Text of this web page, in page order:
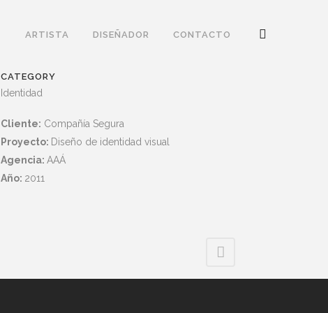
ARTISTA DISEÑADOR CONTACTO
CATEGORY
Identidad
Cliente: Compañía Segura
Proyecto: Diseño de identidad visual
Agencia:AAÁ
Año: 2011